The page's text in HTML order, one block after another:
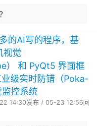
的AI写的程序，基
视觉
） 和 PyQt5 界面框
级实时防错（Poka-
控系统
14:30发布 / 05-23 12:56回